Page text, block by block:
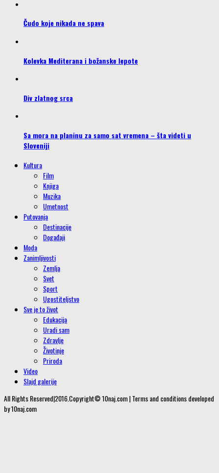
Čudo koje nikada ne spava
Kolevka Mediterana i božanske lepote
Div zlatnog srca
Sa mora na planinu za samo sat vremena – šta videti u
Sloveniji
Kultura
Film
Knjiga
Muzika
Umetnost
Putovanja
Destinacije
Događaji
Moda
Zanimljivosti
Zemlja
Svet
Sport
Ugostiteljstvo
Sve je to život
Edukacija
Uradi sam
Zdravlje
Životinje
Priroda
Video
Slajd galerije
All Rights Reserved|2016.Copyright© 10naj.com | Terms and conditions developed
by 10naj.com